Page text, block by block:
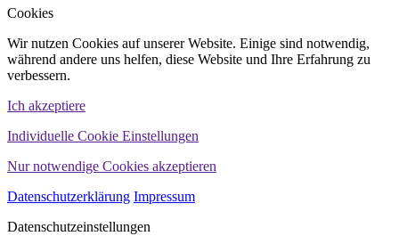
Cookies
Wir nutzen Cookies auf unserer Website. Einige sind notwendig,
während andere uns helfen, diese Website und Ihre Erfahrung zu
verbessern.
Ich akzeptiere
Individuelle Cookie Einstellungen
Nur notwendige Cookies akzeptieren
Datenschutzerklärung Impressum
Datenschutzeinstellungen